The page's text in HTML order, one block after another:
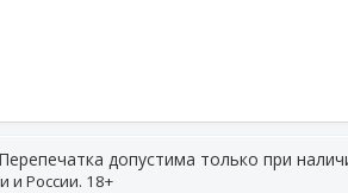
допустима только при
и России. 18+